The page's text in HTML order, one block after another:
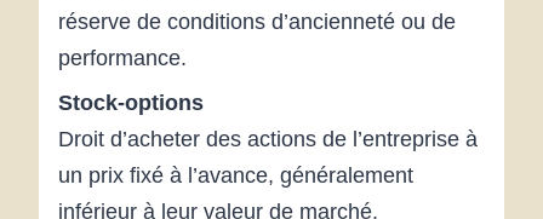
réserve de conditions d’ancienneté ou de
performance.
Stock-options
Droit d’acheter des actions de l’entreprise à
un prix fixé à l’avance, généralement
inférieur à leur valeur de marché.